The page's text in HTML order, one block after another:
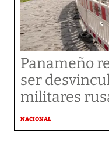
Panameño
ser
militares
NACIONAL